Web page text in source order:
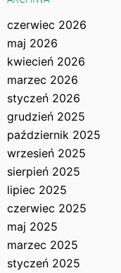
czerwiec 2026
maj 2026
kwiecień 2026
marzec 2026
styczeń 2026
grudzień 2025
październik 2025
wrzesień 2025
sierpień 2025
lipiec 2025
czerwiec 2025
maj 2025
marzec 2025
styczeń 2025